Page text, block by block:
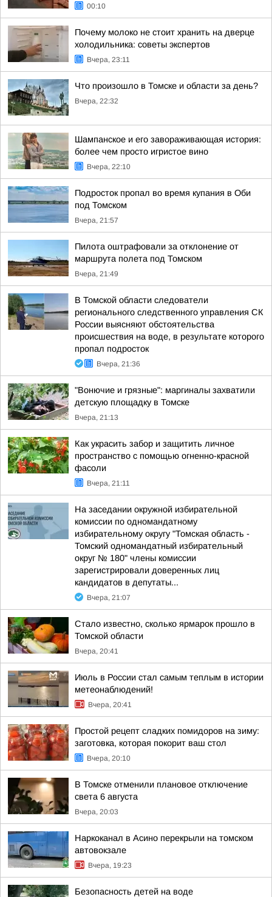
00:10
Почему молоко не стоит хранить на дверце
холодильника: советы экспертов
Вчера, 23:11
Что произошло в Томске и области за день?
Вчера, 22:32
Шампанское и его завораживающая история:
более чем просто игристое вино
Вчера, 22:10
Подросток пропал во время купания в Оби
под Томском
Вчера, 21:57
Пилота оштрафовали за отклонение от
маршрута полета под Томском
Вчера, 21:49
В Томской области следователи
регионального следственного управления СК
России выясняют обстоятельства
происшествия на воде, в результате которого
пропал подросток
Вчера, 21:36
"Вонючие и грязные": маргиналы захватили
детскую площадку в Томске
Вчера, 21:13
Как украсить забор и защитить личное
пространство с помощью огненно-красной
фасоли
Вчера, 21:11
На заседании окружной избирательной
комиссии по одномандатному
избирательному округу "Томская область -
Томский одномандатный избирательный
округ № 180" члены комиссии
зарегистрировали доверенных лиц
кандидатов в депутаты...
Вчера, 21:07
Стало известно, сколько ярмарок прошло в
Томской области
Вчера, 20:41
Июль в России стал самым теплым в истории
метеонаблюдений!
Вчера, 20:41
Простой рецепт сладких помидоров на зиму:
заготовка, которая покорит ваш стол
Вчера, 20:10
В Томске отменили плановое отключение
света 6 августа
Вчера, 20:03
Наркоканал в Асино перекрыли на томском
автовокзале
Вчера, 19:23
Безопасность детей на воде